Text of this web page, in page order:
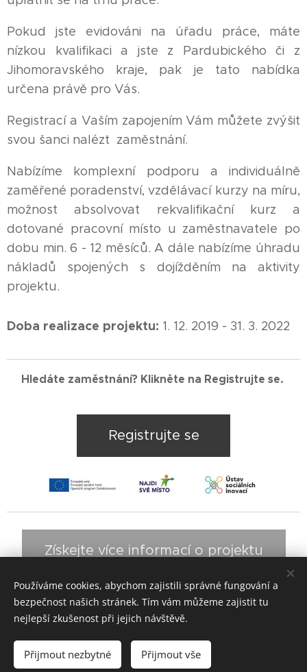
Pokud jste evidováni na úřadu práce, máte
nízkou kvalifikaci a jste z Pardubického či z
Jihomoravského kraje, pak je tato nabídka
určena právě pro Vás.
Registrací a Vaším zapojením Vám můžete zvýšit
svou šanci nalézt zaměstnání.
Nabízíme komplexní podporu a individuálně
zaměřené poradenství, vzdělávací kurzy na míru,
možnost absolvovat rekvalifikační kurz a
dotované pracovní místo u zaměstnavatele po
dobu min. 6 - 12 měsíců. A dále nabízíme úhradu
nákladů spojených s dojížděním na aktivity
projektu.
Doba realizace projektu: 1. 12. 2019 - 31. 3. 2022
Hledáte zaměstnání? Klikněte na Registrujte se.
Registrujte se
Získejte více informací o projektu
© Interreg Central Europe, CE1345 SIV - Social Impact
Vouchers
Vytvořeno službou Webnode
Používáme cookies, abychom zajistili správné fungování a
bezpečnost našich stránek. Tím vám můžeme zajistit tu
nejlepší zkušenost při jejich návštěvě.
Přijmout nezbytné Přijmout vše